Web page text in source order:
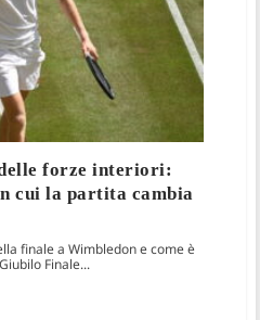
forze interiori:
cui la partita cambia
finale a Wimbledon e come è
Finale...